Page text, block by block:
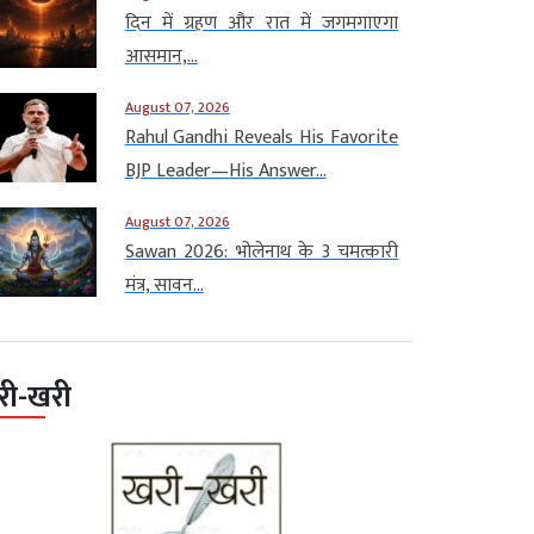
दिन में ग्रहण और रात में जगमगाएगा
आसमान,...
August 07, 2026
Rahul Gandhi Reveals His Favorite
BJP Leader—His Answer...
August 07, 2026
Sawan 2026: भोलेनाथ के 3 चमत्कारी
मंत्र, सावन...
खरी